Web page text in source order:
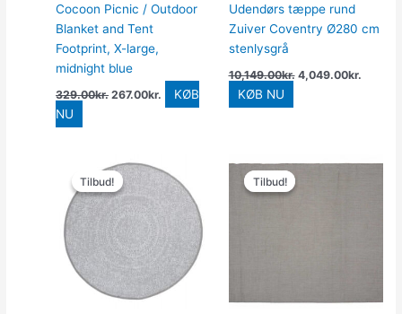
Cocoon Picnic / Outdoor
Blanket and Tent
Footprint, X-large,
midnight blue
329.00kr. 267.00kr.
KØB
NU
Udendørs tæppe rund
Zuiver Coventry Ø280 cm
stenlysgrå
10,149.00kr. 4,049.00kr.
KØB NU
Tilbud!
Tilbud!
Den
oprindelige
pris
var:
299.95kr..
aktuelle
pris
er:
199.95kr..
Tilbud!
Tilbud!
Den
oprindelige
pris
Den